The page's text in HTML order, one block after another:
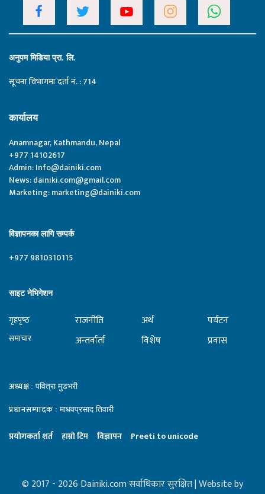
अनुपम मिडिया प्रा. लि.
सूचना विभागमा दर्ता नं. : 714
कार्यालय
Anamnagar, Kathmandu, Nepal
+977 14102617
Admin:Info@dainiki.com
News:dainiki.com@gmail.com
Marketing:marketing@dainiki.com
विज्ञापनका लागि सम्पर्क
+977 9810310115
साइट नेभिगेशन
गृहपृष्‍ठ
समाचार
राजनीति
अन्तर्वार्ता
अर्थ
विशेष
पर्यटन
प्रवास
अध्यक्ष : पवित्रा मुडभरी
प्रधानसम्पादक : माधवप्रसाद तिवारी
प्रयाेगकर्ता शर्त हाम्राे टिम विज्ञापन Preeti to unicode
© 2017 - 2026 Dainiki.com सर्वाधिकार सुरक्षित | Website by